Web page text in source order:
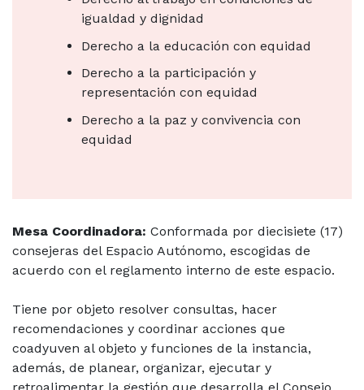
igualdad y dignidad
Derecho a la educación con equidad
Derecho a la participación y
representación con equidad
Derecho a la paz y convivencia con
equidad
Mesa Coordinadora: Conformada por diecisiete (17)
consejeras del Espacio Autónomo, escogidas de
acuerdo con el reglamento interno de este espacio.
Tiene por objeto resolver consultas, hacer
recomendaciones y coordinar acciones que
coadyuven al objeto y funciones de la instancia,
además, de planear, organizar, ejecutar y